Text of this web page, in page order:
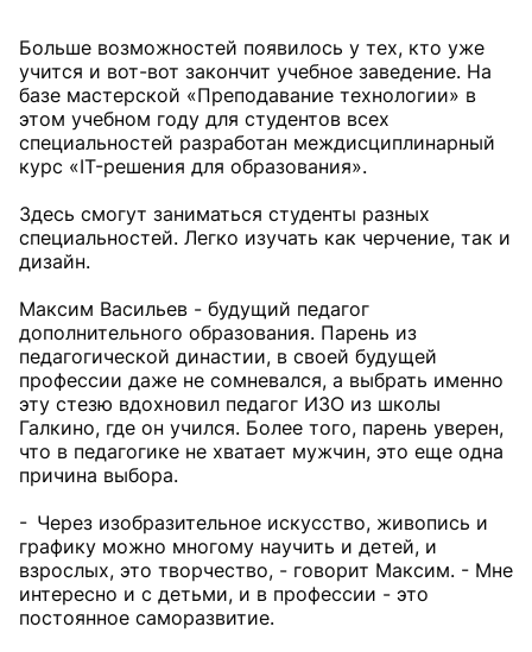
Больше возможностей появилось у тех, кто уже
учится и вот-вот закончит учебное заведение. На
базе мастерской «Преподавание технологии» в
этом учебном году для студентов всех
специальностей разработан междисциплинарный
курс «IT-решения для образования».
Здесь смогут заниматься студенты разных
специальностей. Легко изучать как черчение, так и
дизайн.
Максим Васильев - будущий педагог
дополнительного образования. Парень из
педагогической династии, в своей будущей
профессии даже не сомневался, а выбрать именно
эту стезю вдохновил педагог ИЗО из школы
Галкино, где он учился. Более того, парень уверен,
что в педагогике не хватает мужчин, это еще одна
причина выбора.
- Через изобразительное искусство, живопись и
графику можно многому научить и детей, и
взрослых, это творчество, - говорит Максим. - Мне
интересно и с детьми, и в профессии - это
постоянное саморазвитие.